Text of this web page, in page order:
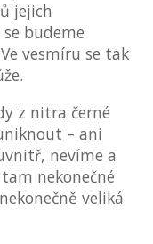
jejich
budeme
vesmíru se tak
z nitra černé
– ani
nevíme a
nekonečné
veliká